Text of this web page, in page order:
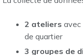
2 ateliers avec
de quartier
3 groupes de